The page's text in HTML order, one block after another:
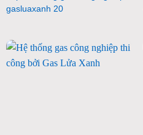
gasluaxanh 20